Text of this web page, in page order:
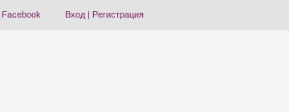
Facebook Вход| Регистрация